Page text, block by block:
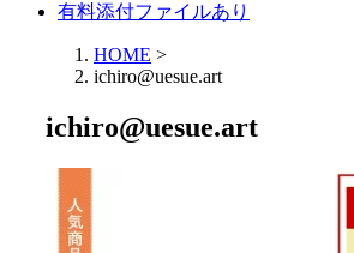
有料添付ファイルあり
HOME >
ichiro@uesue.art
ichiro@uesue.art